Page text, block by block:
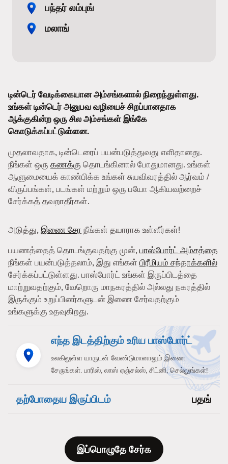
பந்தர் லம்புங்
மலாங்
டின்டெர் வேடிக்கையான அம்சங்களால் நிறைந்துள்ளது.
உங்கள் டின்டெர் அனுபவ வழியைச் சிறப்பானதாக
ஆக்குகின்ற ஒரு சில அம்சங்கள் இங்கே
கொடுக்கப்பட்டுள்ளன.
முதலாவதாக, டின்டெரைப் பயன்படுத்துவது எளிதானது.
நீங்கள் ஒரு கணக்கு தொடங்கினால் போதுமானது. உங்கள்
ஆளுமையைக் காண்பிக்க உங்கள் சுயவிவரத்தில் ஆர்வம் /
விருப்பங்கள், படங்கள் மற்றும் ஒரு பயோ ஆகியவற்றைச்
சேர்க்கத் தவறாதீர்கள்.
அடுத்து, இணை சேர நீங்கள் தயாராக உள்ளீர்கள்!
பயணத்தைத் தொடங்குவதற்கு முன், பாஸ்போர்ட் அம்சத்தை
நீங்கள் பயன்படுத்தலாம், இது எங்கள் பிரீமியம் சந்தாக்களில்
சேர்க்கப்பட்டுள்ளது. பாஸ்போர்ட் உங்கள் இருப்பிடத்தை
மாற்றுவதற்கும், வேறொரு மாநகரத்தில் அல்லது நகரத்தில்
இருக்கும் உறுப்பினர்களுடன் இணை சேர்வதற்கும்
உங்களுக்கு உதவுகிறது.
எந்த இடத்திற்கும் உரிய பாஸ்போர்ட்
உலகிலுள்ள யாருடன் வேண்டுமானாலும் இணை
சேருங்கள். பாரிஸ், லாஸ் ஏஞ்சல்ஸ், சிட்னி, செல்லுங்கள்!
தற்போதைய இருப்பிடம் பதங்
இப்பொழுதே சேர்க